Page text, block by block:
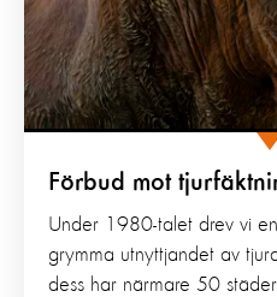
Förbud mot
Under 1980-talet drev vi
grymma utnyttjandet av
dess har närmare 50